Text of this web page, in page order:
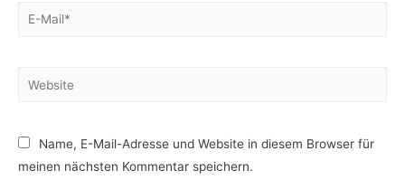
E-
Website
Name, E-Mail-Adresse und Website in diesem Browser für
meinen nächsten Kommentar speichern.